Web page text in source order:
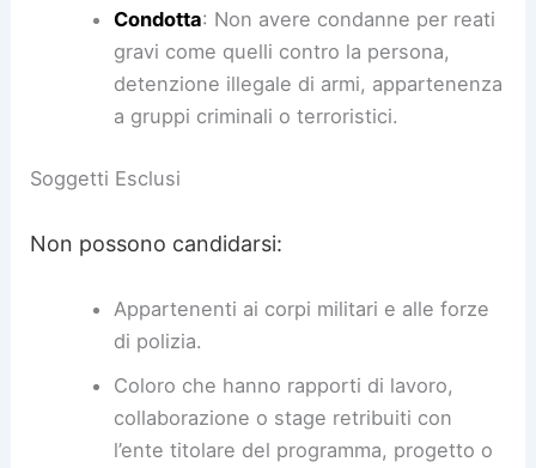
Condotta: Non avere condanne per reati
gravi come quelli contro la persona,
detenzione illegale di armi, appartenenza
a gruppi criminali o terroristici.
Soggetti Esclusi
Non possono candidarsi:
Appartenenti ai corpi militari e alle forze
di polizia.
Coloro che hanno rapporti di lavoro,
collaborazione o stage retribuiti con
l’ente titolare del programma, progetto o